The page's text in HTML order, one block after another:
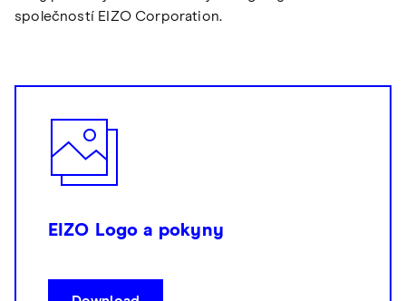
společností EIZO Corporation.
EIZO Logo a pokyny